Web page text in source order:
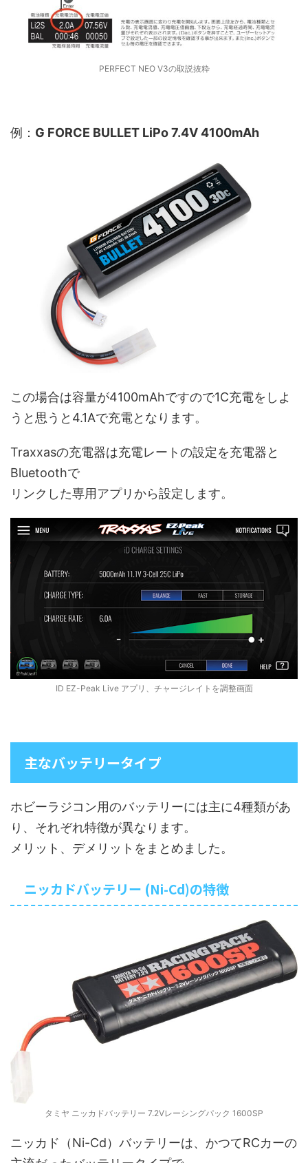
PERFECT NEO V3の取説抜粋
例： G FORCE BULLET LiPo 7.4V 4100mAh
この場合は容量が4100mAhですので1C充電をしよ
うと思うと4.1Aで充電となります。
Traxxasの充電器は充電レートの設定を充電器と
Bluetoothで
リンクした専用アプリから設定します。
ID EZ-Peak Live アプリ、チャージレイトを調整画面
主なバッテリータイプ
ホビーラジコン用のバッテリーには主に4種類があ
り、それぞれ特徴が異なります。
メリット、デメリットをまとめました。
ニッカドバッテリー (Ni-Cd)の特徴
タミヤ ニッカドバッテリー 7.2Vレーシングパック 1600SP
ニッカド（Ni-Cd）バッテリーは、かつてRCカーの